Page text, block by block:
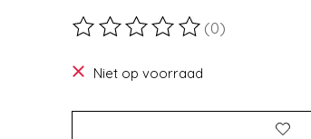
De beoordeling van dit product is
(0)
Niet op voorraad